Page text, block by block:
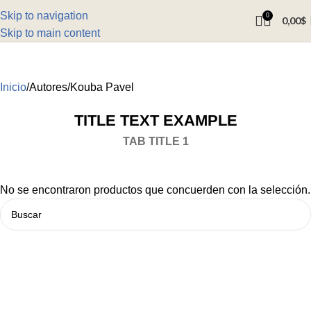
Skip to navigation
Skip to main content
0 0,00$
Inicio Autores Kouba Pavel
TITLE TEXT EXAMPLE
TAB TITLE 1
No se encontraron productos que concuerden con la selección.